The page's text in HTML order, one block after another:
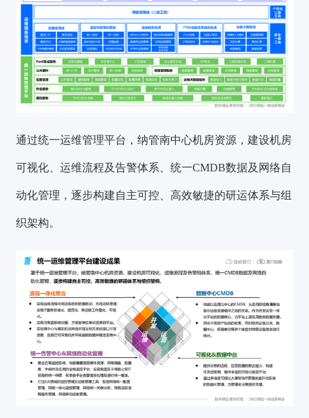
通过统一运维管理平台，纳管南中心机房资源，建设机房
可视化、运维流程及告警体系、统一CMDB数据及网络自
动化管理，逐步构建自主可控、高效敏捷的研运体系与组
织架构。